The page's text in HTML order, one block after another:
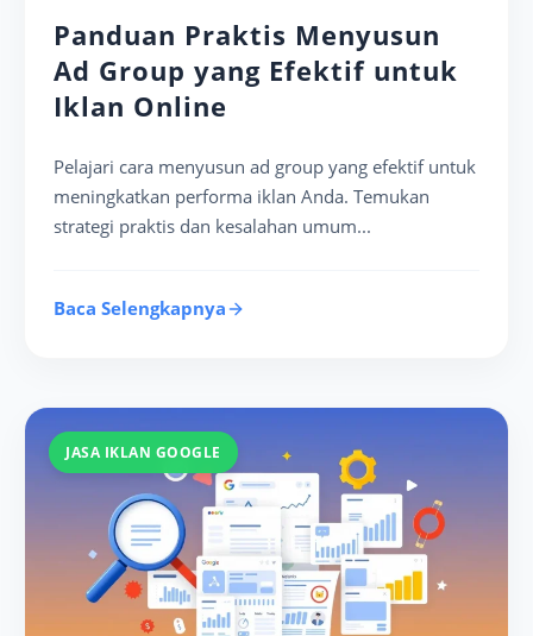
Panduan Praktis Menyusun
Ad Group yang Efektif untuk
Iklan Online
Pelajari cara menyusun ad group yang efektif untuk
meningkatkan performa iklan Anda. Temukan
strategi praktis dan kesalahan umum...
Baca Selengkapnya
JASA IKLAN GOOGLE